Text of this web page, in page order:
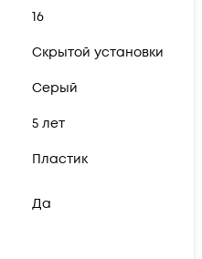
16
Скрытой установки
Серый
5 лет
Пластик
Да